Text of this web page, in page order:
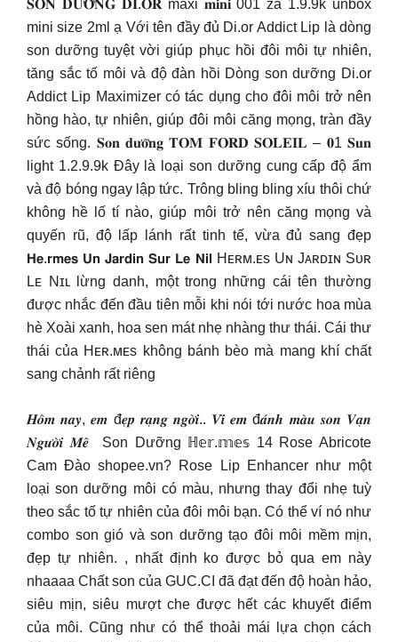
𝐒𝐎𝐍 𝐃𝐔̛𝐎̛̃𝐍𝐆 𝐃𝐈.𝐎𝐑 maxi 𝐦𝐢𝐧𝐢 001 zá 1.9.9k unbox
mini size 2ml ạ Với tên đầy đủ Di.or Addict Lip là dòng
son dưỡng tuyệt vời giúp phục hồi đôi môi tự nhiên,
tăng sắc tố môi và độ đàn hồi Dòng son dưỡng Di.or
Addict Lip Maximizer có tác dụng cho đôi môi trở nên
hồng hào, tự nhiên, giúp đôi môi căng mọng, tràn đầy
sức sống. 𝐒𝐨𝐧 𝐝𝐮̛𝐨̛̃𝐧𝐠 𝐓𝐎𝐌 𝐅𝐎𝐑𝐃 𝐒𝐎𝐋𝐄𝐈𝐋 – 𝟎1 𝐒𝐮𝐧
light 1.2.9.9k Đây là loại son dưỡng cung cấp độ ẩm
và độ bóng ngay lập tức. Trông bling bling xíu thôi chứ
không hề lố tí nào, giúp môi trở nên căng mọng và
quyến rũ, độ lấp lánh rất tinh tế, vừa đủ sang đẹp
𝗛𝗲.𝗿𝗺𝗲𝘀 𝗨𝗻 𝗝𝗮𝗿𝗱𝗶𝗻 𝗦𝘂𝗿 𝗟𝗲 𝗡𝗶𝗹 Hᴇʀᴍ.ᴇs Uɴ Jᴀʀᴅɪɴ Sᴜʀ
Lᴇ Nɪʟ lừng danh, một trong những cái tên thường
được nhắc đến đầu tiên mỗi khi nói tới nước hoa mùa
hè Xoài xanh, hoa sen mát nhẹ nhàng thư thái. Cái thư
thái của Hᴇʀ.ᴍᴇs không bánh bèo mà mang khí chất
sang chảnh rất riêng
𝑯𝒐̂𝒎 𝒏𝒂𝒚, 𝒆𝒎 đ𝒆̣𝒑 𝒓𝒂̣𝒏𝒈 𝒏𝒈𝒐̛̀𝒊.. 𝑽𝒊̀ 𝒆𝒎 đ𝒂́𝒏𝒉 𝒎𝒂̀𝒖 𝒔𝒐𝒏 𝑽𝒂̣𝒏
𝑵𝒈𝒖̛𝒐̛̀𝒊 𝑴𝒆̂
Son Dưỡng ℍ𝕖𝕣.𝕞𝕖𝕤 14 Rose Abricote
Cam Đào shopee.vn? Rose Lip Enhancer như một
loại son dưỡng môi có màu, nhưng thay đổi nhẹ tuỳ
theo sắc tố tự nhiên của đôi môi bạn. Có thể ví nó như
combo son gió và son dưỡng tạo đôi môi mềm mịn,
đẹp tự nhiên. , nhất định ko được bỏ qua em này
nhaaaa Chất son của GUC.CI đã đạt đến độ hoàn hảo,
siêu mịn, siêu mượt che được hết các khuyết điểm
của môi. Cũng như có thể thoải mái lựa chọn cách